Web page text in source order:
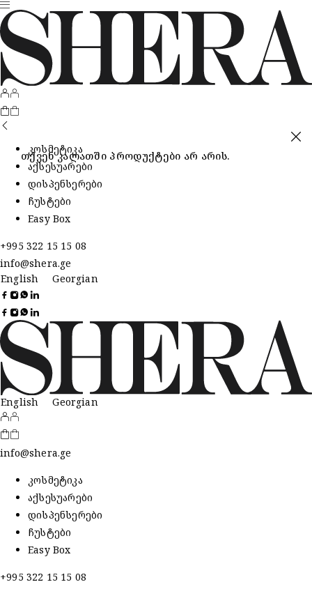
თქვენ კალათში პროდუქტები არ არის.
კოსმეტიკა
აქსესუარები
დისპენსერები
ჩუსტები
Easy Box
+995 322 15 15 08
info@shera.ge
English
Georgian
English Georgian
info@shera.ge
კოსმეტიკა
აქსესუარები
დისპენსერები
ჩუსტები
Easy Box
+995 322 15 15 08